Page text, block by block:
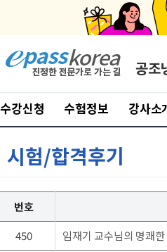
공조
수강신청 수험정보 강사소
시험/합격후기
번호
450
임재기 교수님의 명쾌